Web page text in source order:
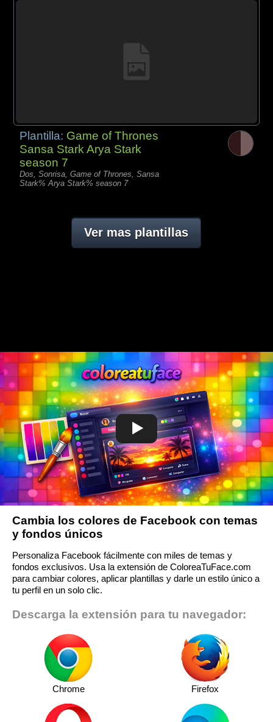
Plantilla: Game of Thrones
Sansa Stark Arya Stark
season 7
Dos, Sonrisa, Game of Thrones, Sansa
Stark% Arya Stark% season 7
Ver mas plantillas
Cambia los colores de Facebook con temas
y fondos únicos
Personaliza Facebook fácilmente con miles de temas y
fondos exclusivos. Usa la extensión de ColoreaTuFace.com
para cambiar colores, aplicar plantillas y darle un estilo único a
tu perfil en un solo clic.
Descarga la extensión para tu navegador:
Chrome Firefox